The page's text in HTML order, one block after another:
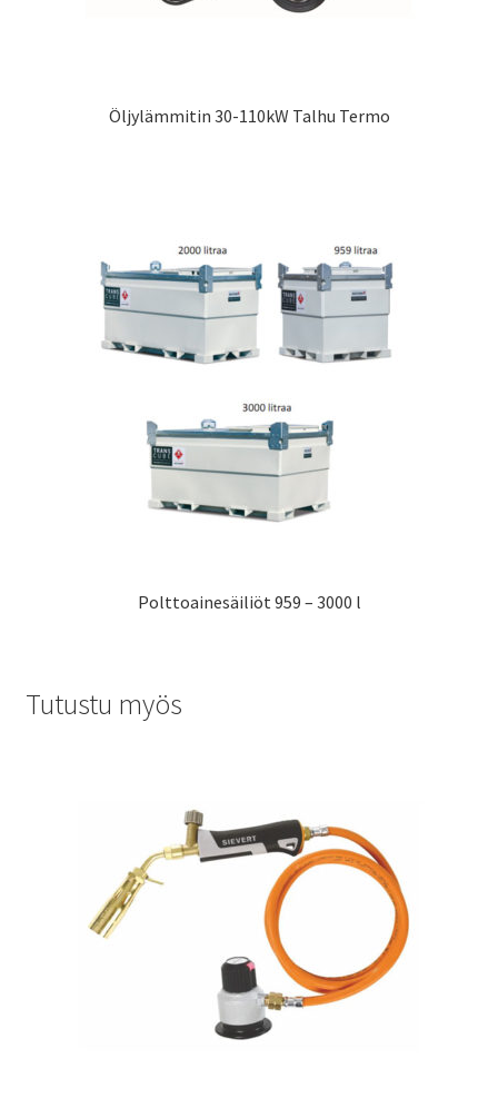
Öljylämmitin 30-110kW Talhu Termo
Polttoainesäiliöt 959 – 3000 l
Tutustu myös